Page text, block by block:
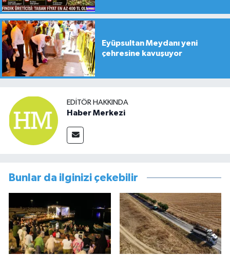
Eyüpsultan Meydanı yeni
çehresine kavuşuyor
EDITÖR HAKKINDA
Haber Merkezi
Bunlar da ilginizi çekebilir